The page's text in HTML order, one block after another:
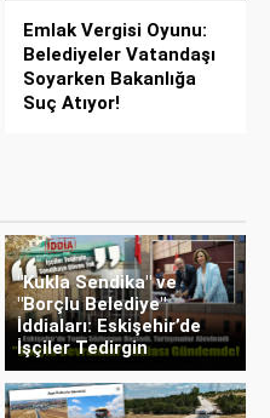
Emlak Vergisi Oyunu:
Belediyeler Vatandaşı
Soyarken Bakanlığa
Suç Atıyor!
"Kukla Sendika" ve
"Borçlu Belediye"
İddiaları: Eskişehir’de
İşçiler Tedirgin